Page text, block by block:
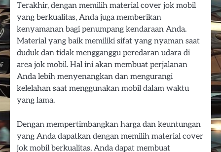
Terakhir, dengan memilih material cover jok mobil
yang berkualitas, Anda juga memberikan
kenyamanan bagi penumpang kendaraan Anda.
Material yang baik memiliki sifat yang nyaman saat
duduk dan tidak mengganggu peredaran udara di
area jok mobil. Hal ini akan membuat perjalanan
Anda lebih menyenangkan dan mengurangi
kelelahan saat menggunakan mobil dalam waktu
yang lama.
Dengan mempertimbangkan harga dan keuntungan
yang Anda dapatkan dengan memilih material cover
jok mobil berkualitas, Anda dapat membuat